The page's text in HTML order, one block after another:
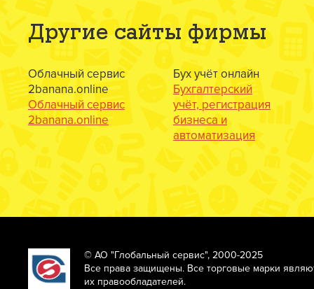
Другие сайты фирмы
Облачный сервис
2banana.online
Облачный сервис
2banana.online
Бух учёт онлайн
Бухгалтерский
учёт, регистрация
бизнеса и
автоматизация
© АО "Глобальный сервис", 2000-2025
Все права защищены. Все торговые марки
их правообладателей.